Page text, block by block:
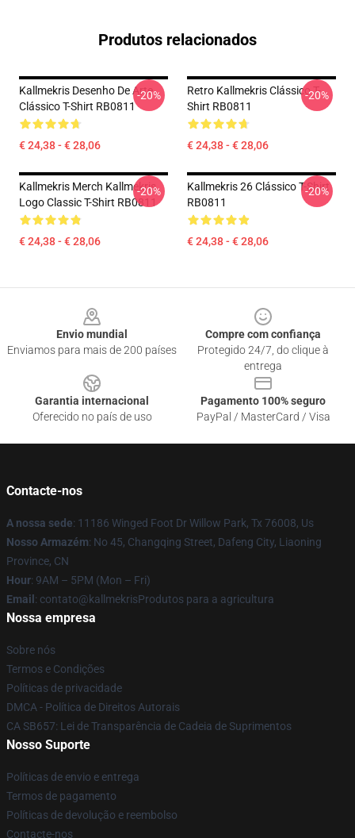
Produtos relacionados
Kallmekris Desenho De Arte
Clássico T-Shirt RB0811
€ 24,38 - € 28,06
-20%
Retro Kallmekris Clássico T-
Shirt RB0811
€ 24,38 - € 28,06
-20%
Kallmekris Merch Kallmekris
Logo Classic T-Shirt RB0811
€ 24,38 - € 28,06
-20%
Kallmekris 26 Clássico T-Shirt
RB0811
€ 24,38 - € 28,06
-20%
Envio mundial
Enviamos para mais de 200 países
Compre com confiança
Protegido 24/7, do clique à
entrega
Garantia internacional
Oferecido no país de uso
Pagamento 100% seguro
PayPal / MasterCard / Visa
Contacte-nos
A nossa sede: 11186 Winged Foot Dr Willow Park, Tx 76008, Us
Nosso Armazém: No 45, Changqing Street, Dafeng City, Liaoning
Province, CN
Hour: 9AM – 5PM (Mon – Fri)
Email : contato@kallmekrisProdutos para a agricultura
Nossa empresa
Sobre nós
Termos e Condições
Políticas de privacidade
DMCA - Política de Direitos Autorais
CA SB657: Lei de Transparência de Cadeia de Suprimentos
Nosso Suporte
Políticas de envio e entrega
Termos de pagamento
Políticas de devolução e reembolso
Contacte-nos